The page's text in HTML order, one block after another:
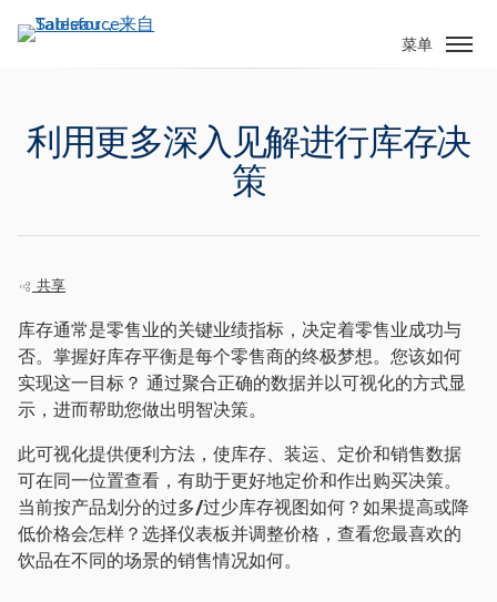
转
菜单
利用更多深入见解进行库存决
策
共享
库存通常是零售业的关键业绩指标，决定着零售业成功与
否。掌握好库存平衡是每个零售商的终极梦想。您该如何
实现这一目标？ 通过聚合正确的数据并以可视化的方式显
示，进而帮助您做出明智决策。
此可视化提供便利方法，使库存、装运、定价和销售数据
可在同一位置查看，有助于更好地定价和作出购买决策。
当前按产品划分的过多/过少库存视图如何？如果提高或降
低价格会怎样？选择仪表板并调整价格，查看您最喜欢的
饮品在不同的场景的销售情况如何。